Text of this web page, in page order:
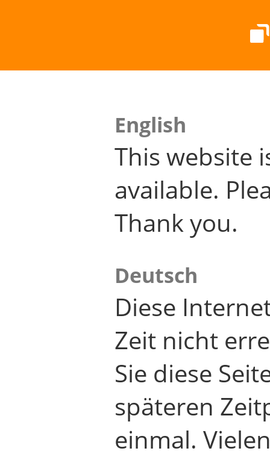
English
This website
available.
Thank you.
Deutsch
Diese
Zeit nicht
Sie diese
späteren
einmal.